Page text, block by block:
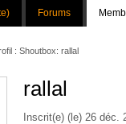
Forums
: Shoutbox: rallal
rallal
Inscrit(e) (le) 26 déc.